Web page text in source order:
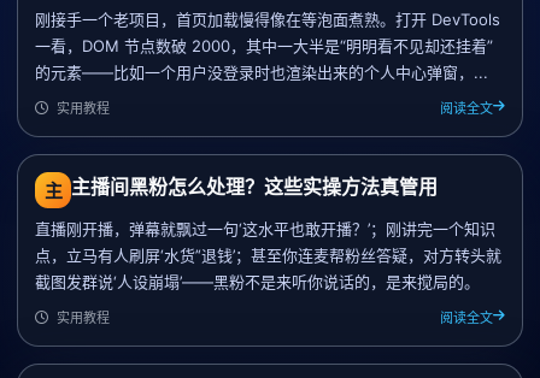
刚接手一个老项目，首页加载慢得像在等泡面煮熟。打开 DevTools
一看，DOM 节点数破 2000，其中一大半是“明明看不见却还挂着”
的元素——比如一个用户没登录时也渲染出来的个人中心弹窗，...
实用教程 阅读全文
主 主播间黑粉怎么处理？这些实操方法真管用
直播刚开播，弹幕就飘过一句‘这水平也敢开播？’；刚讲完一个知识
点，立马有人刷屏‘水货’‘退钱’；甚至你连麦帮粉丝答疑，对方转头就
截图发群说‘人设崩塌’——黑粉不是来听你说话的，是来搅局的。
实用教程 阅读全文